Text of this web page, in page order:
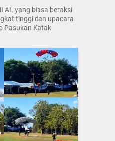
AL yang biasa beraksi
tinggi dan upacara
Pasukan Katak